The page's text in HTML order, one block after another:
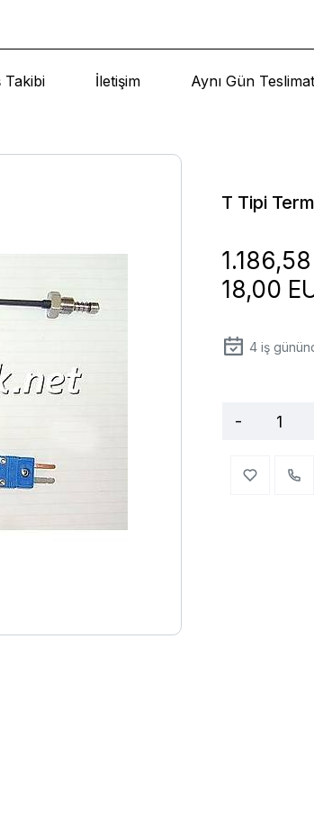
Takibi İletişim Aynı Gün Teslimat
T Tipi
18,00
4iş
-